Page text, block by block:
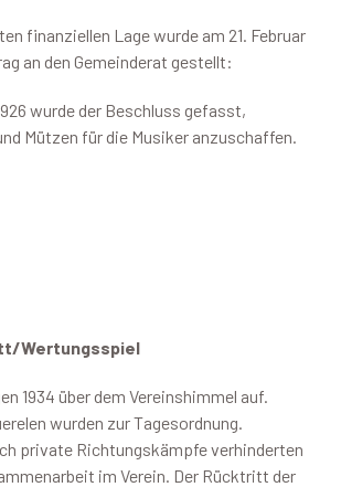
finanziellen Lage wurde am 21. Februar
an den Gemeinderat gestellt:
wurde der Beschluss gefasst,
Mützen für die Musiker anzuschaffen.
Wertungsspiel
1934 über dem Vereinshimmel auf.
wurden zur Tagesordnung.
private Richtungskämpfe verhinderten
im Verein. Der Rücktritt der